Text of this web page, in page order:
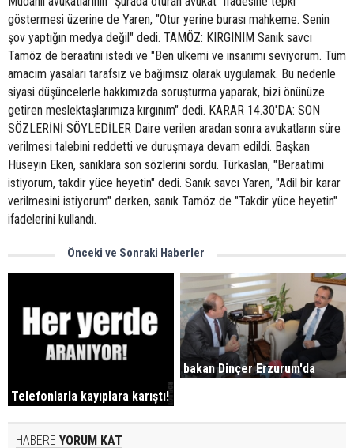
göstermesi üzerine de Yaren, "Otur yerine burası mahkeme. Senin
şov yaptığın medya değil" dedi. TAMÖZ: KIRGINIM Sanık savcı
Tamöz de beraatini istedi ve "Ben ülkemi ve insanımı seviyorum. Tüm
amacım yasaları tarafsız ve bağımsız olarak uygulamak. Bu nedenle
siyasi düşüncelerle hakkımızda soruşturma yaparak, bizi önünüze
getiren meslektaşlarımıza kırgınım" dedi. KARAR 14.30'DA: SON
SÖZLERİNİ SÖYLEDİLER Daire verilen aradan sonra avukatların süre
verilmesi talebini reddetti ve duruşmaya devam edildi. Başkan
Hüseyin Eken, sanıklara son sözlerini sordu. Türkaslan, "Beraatimi
istiyorum, takdir yüce heyetin" dedi. Sanık savcı Yaren, "Adil bir karar
verilmesini istiyorum" derken, sanık Tamöz de "Takdir yüce heyetin"
ifadelerini kullandı.
Önceki ve Sonraki Haberler
Telefonlarla kayıplara karıştı!
bakan Dinçer Erzurum'da
HABERE YORUM KAT